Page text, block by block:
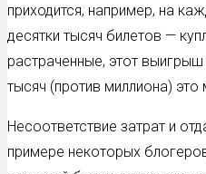
приходится, например, на
десятки тысяч билетов —
растраченные, этот
тысяч (против миллиона) это
Несоответствие затрат и
примере некоторых